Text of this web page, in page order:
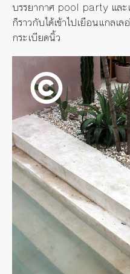
บรรยากาศ pool party และ
ก็ราวกับได้เข้าไปเยือนแกลเ
กระเบียดนิ้ว